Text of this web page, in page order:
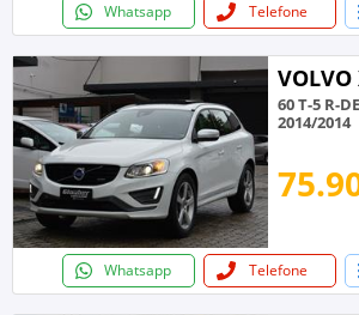
Whatsapp Telefone
VOLVO
60 T-5 R-
2014/2014
Whatsapp Telefone